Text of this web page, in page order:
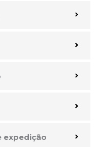
expedição